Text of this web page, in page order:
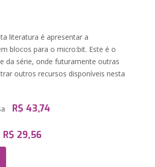
literatura é apresentar a
blocos para o micro:bit. Este é o
da série, onde futuramente outras
outros recursos disponíveis nesta
R$ 43,74
R$ 29,56